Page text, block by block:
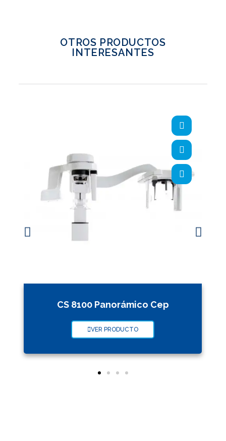
OTROS PRODUCTOS
INTERESANTES
CS 8100 Panorámico Cep
VER PRODUCTO